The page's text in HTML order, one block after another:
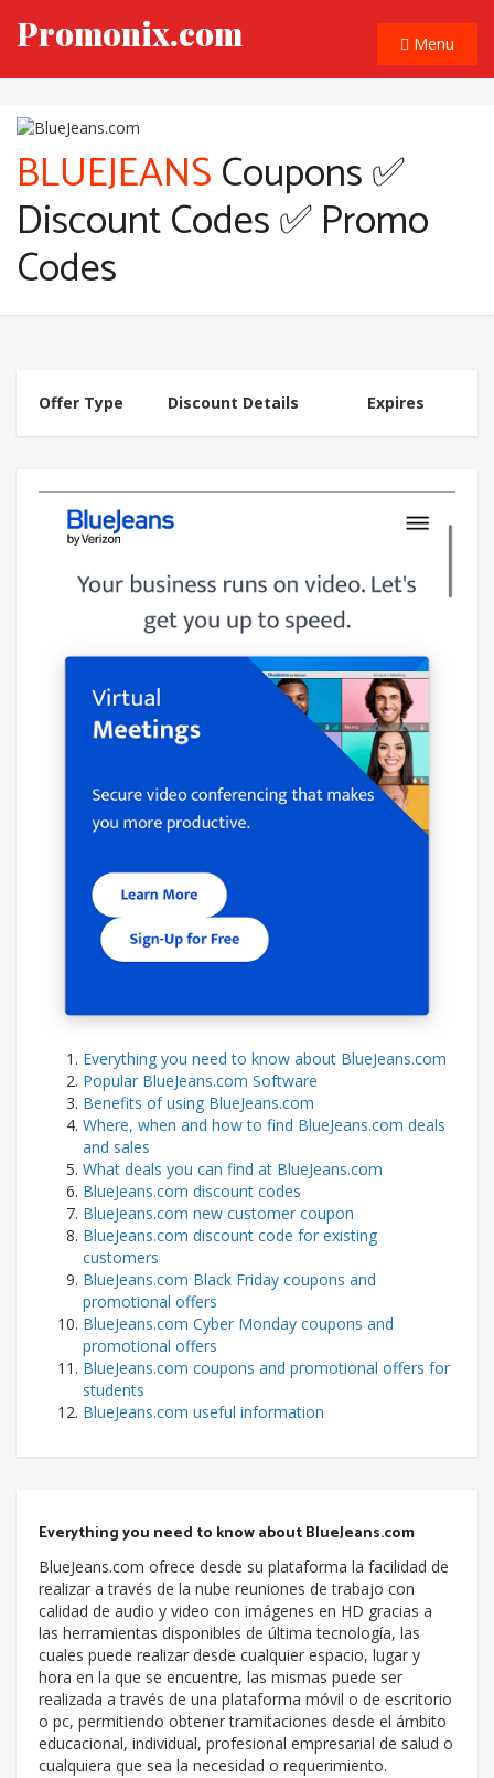
Promonix.com Menu
BLUEJEANSCoupons ✅
Discount Codes ✅ Promo
Codes
Offer Type Discount Details Expires
Everything you need to know about BlueJeans.com
Popular BlueJeans.com Software
Benefits of using BlueJeans.com
Where, when and how to find BlueJeans.com deals
and sales
What deals you can find at BlueJeans.com
BlueJeans.com discount codes
BlueJeans.com new customer coupon
BlueJeans.com discount code for existing
customers
BlueJeans.com Black Friday coupons and
promotional offers
BlueJeans.com Cyber Monday coupons and
promotional offers
BlueJeans.com coupons and promotional offers for
students
BlueJeans.com useful information
Everything you need to know about BlueJeans.com
BlueJeans.com ofrece desde su plataforma la facilidad de
realizar a través de la nube reuniones de trabajo con
calidad de audio y video con imágenes en HD gracias a
las herramientas disponibles de última tecnología, las
cuales puede realizar desde cualquier espacio, lugar y
hora en la que se encuentre, las mismas puede ser
realizada a través de una plataforma móvil o de escritorio
o pc, permitiendo obtener tramitaciones desde el ámbito
educacional, individual, profesional empresarial de salud o
cualquiera que sea la necesidad o requerimiento.